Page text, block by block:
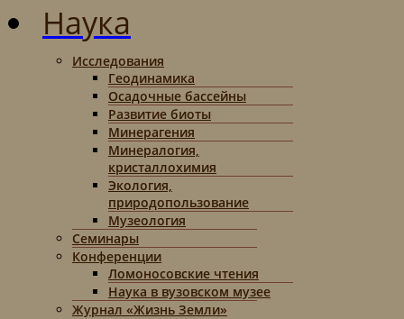
Наука
Исследования
Геодинамика
Осадочные бассейны
Развитие биоты
Минерагения
Минералогия,
кристаллохимия
Экология,
природопользование
Музеология
Семинары
Конференции
Ломоносовские чтения
Наука в вузовском музее
Журнал «Жизнь Земли»